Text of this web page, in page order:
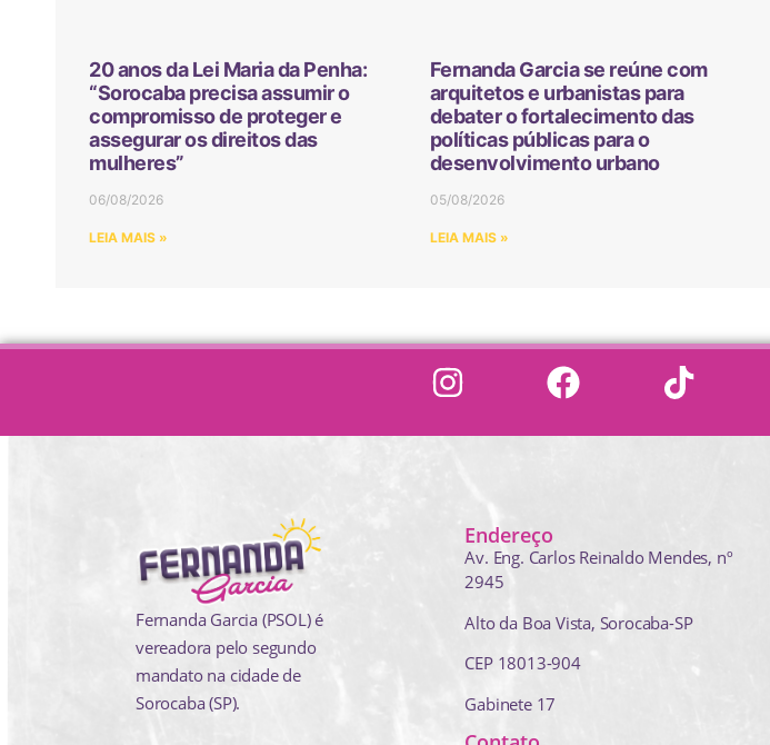
20 anos da Lei Maria da Penha:
“Sorocaba precisa assumir o
compromisso de proteger e
assegurar os direitos das
mulheres”
06/08/2026
LEIA MAIS »
Fernanda Garcia se reúne com
arquitetos e urbanistas para
debater o fortalecimento das
políticas públicas para o
desenvolvimento urbano
05/08/2026
LEIA MAIS »
Fernanda Garcia (PSOL) é
vereadora pelo segundo
mandato na cidade de
Sorocaba (SP).
Endereço
Av. Eng. Carlos Reinaldo Mendes, nº
2945
Alto da Boa Vista, Sorocaba-SP
CEP 18013-904
Gabinete 17